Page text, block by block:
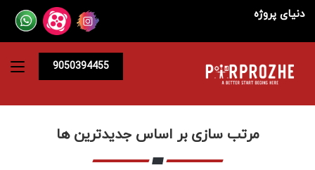
دنیای پروژه
9050394455
مرتب سازی بر اساس جدیدترین ها